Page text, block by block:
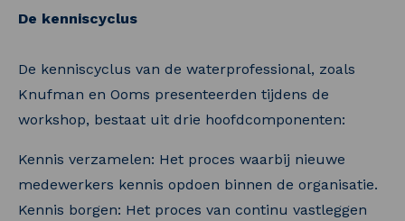
De kenniscyclus
De kenniscyclus van de waterprofessional, zoals
Knufman en Ooms presenteerden tijdens de
workshop, bestaat uit drie hoofdcomponenten:
Kennis verzamelen: Het proces waarbij nieuwe
medewerkers kennis opdoen binnen de organisatie.
Kennis borgen: Het proces van continu vastleggen